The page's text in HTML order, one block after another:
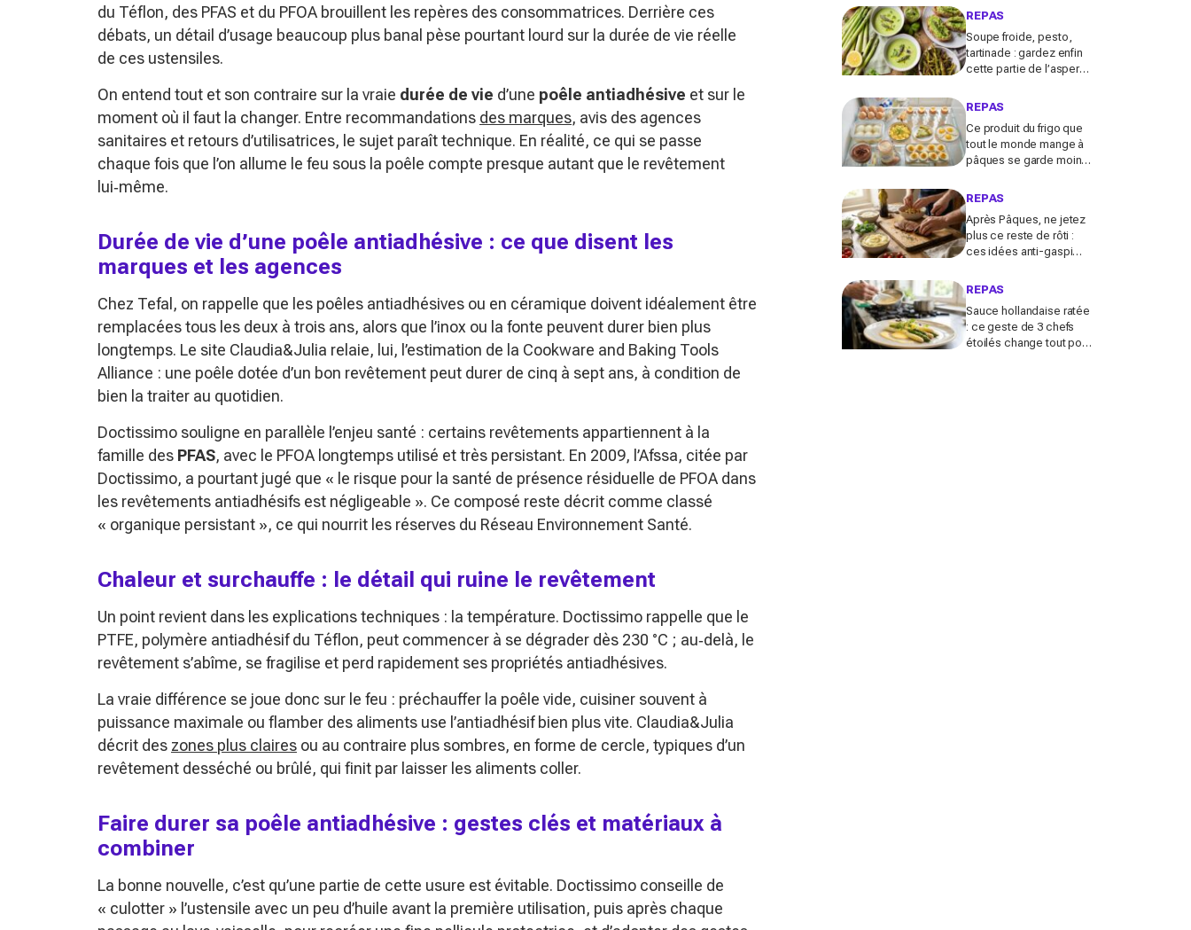
du Téflon, des PFAS et du PFOA brouillent les repères des consommatrices. Derrière ces
débats, un détail d’usage beaucoup plus banal pèse pourtant lourd sur la durée de vie réelle
de ces ustensiles.
On entend tout et son contraire sur la vraie durée de vie d’une poêle antiadhésive et sur le
moment où il faut la changer. Entre recommandations des marques, avis des agences
sanitaires et retours d’utilisatrices, le sujet paraît technique. En réalité, ce qui se passe
chaque fois que l’on allume le feu sous la poêle compte presque autant que le revêtement
lui‑même.
Durée de vie d’une poêle antiadhésive : ce que disent les
marques et les agences
Chez Tefal, on rappelle que les poêles antiadhésives ou en céramique doivent idéalement être
remplacées tous les deux à trois ans, alors que l’inox ou la fonte peuvent durer bien plus
longtemps. Le site Claudia&Julia relaie, lui, l’estimation de la Cookware and Baking Tools
Alliance : une poêle dotée d’un bon revêtement peut durer de cinq à sept ans, à condition de
bien la traiter au quotidien.
Doctissimo souligne en parallèle l’enjeu santé : certains revêtements appartiennent à la
famille des PFAS, avec le PFOA longtemps utilisé et très persistant. En 2009, l’Afssa, citée par
Doctissimo, a pourtant jugé que « le risque pour la santé de présence résiduelle de PFOA dans
les revêtements antiadhésifs est négligeable ». Ce composé reste décrit comme classé
« organique persistant », ce qui nourrit les réserves du Réseau Environnement Santé.
Chaleur et surchauffe : le détail qui ruine le revêtement
Un point revient dans les explications techniques : la température. Doctissimo rappelle que le
PTFE, polymère antiadhésif du Téflon, peut commencer à se dégrader dès 230 °C ; au‑delà, le
revêtement s’abîme, se fragilise et perd rapidement ses propriétés antiadhésives.
La vraie différence se joue donc sur le feu : préchauffer la poêle vide, cuisiner souvent à
puissance maximale ou flamber des aliments use l’antiadhésif bien plus vite. Claudia&Julia
décrit des zones plus claires ou au contraire plus sombres, en forme de cercle, typiques d’un
revêtement desséché ou brûlé, qui finit par laisser les aliments coller.
Faire durer sa poêle antiadhésive : gestes clés et matériaux à
combiner
La bonne nouvelle, c’est qu’une partie de cette usure est évitable. Doctissimo conseille de
« culotter » l’ustensile avec un peu d’huile avant la première utilisation, puis après chaque
le plus réconfortant
REPAS
Soupe froide, pesto,
tartinade : gardez enfin
cette partie de l’asperge
trésor anti-gaspi change
REPAS
Ce produit du frigo que
tout le monde mange à
pâques se garde moins
cuisson avant de devenir
REPAS
Après Pâques, ne jetez
plus ce reste de rôti :
ces idées anti-gaspi
plats bluffants en 20
REPAS
Sauce hollandaise ratée
: ce geste de 3 chefs
étoilés change tout pour